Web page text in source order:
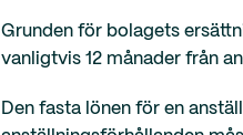
Grunden för bolagets
vanligtvis 12 månader från
Den fasta lönen för en